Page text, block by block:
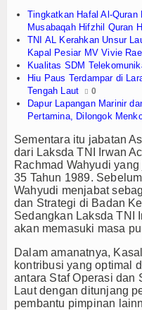
Tauziah
Tokoh
Wisata
TV
Channel
Tingkatkan Hafal Al-
Musabaqah Hifzhil Quran
TNI AL Kerahkan Unsur
Kapal Pesiar MV Vivie
Kualitas SDM
Hiu Paus Terdampar di
Tengah Laut
0
Dapur Lapangan Marinir
Pertamina, Dilongok
Sementara itu jabatan
dari Laksda TNI Irwan
Rachmad Wahyudi
35 Tahun 1989.
Wahyudi menjabat
dan Strategi di Badan
Sedangkan Laksda TNI
akan memasuki masa
Dalam amanatnya,
kontribusi yang optimal
antara Staf Operasi dan
Laut dengan ditunjang
pembantu pimpinan